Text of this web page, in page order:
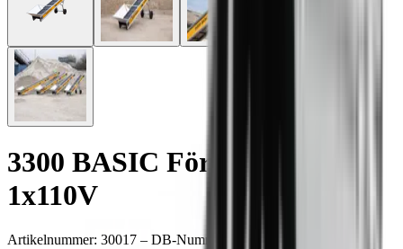
3300 BASIC Förderband -
1x110V
Artikelnummer: 30017 – DB-Nummer: